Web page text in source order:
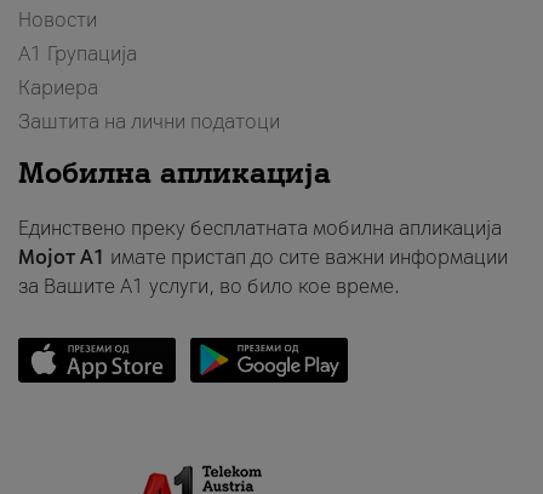
Новости
А1 Групација
Кариера
Заштита на лични податоци
Мобилна апликација
Единствено преку бесплатната мобилна апликација
Мојот A1 имате пристап до сите важни информации
за Вашите A1 услуги, во било кое време.